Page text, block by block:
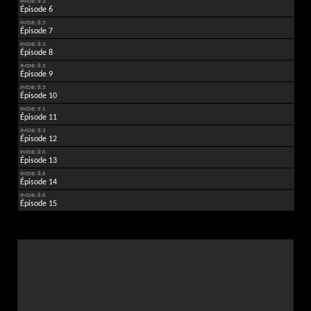
Épisode 6
IMDB: 8.5
Épisode 7
IMDB: 8.3
Épisode 8
IMDB: 8.5
Épisode 9
IMDB: 8.5
Épisode 10
IMDB: 9.1
Épisode 11
IMDB: 8.3
Épisode 12
IMDB: 8.0
Épisode 13
IMDB: 8.6
Épisode 14
IMDB: 8.6
Épisode 15